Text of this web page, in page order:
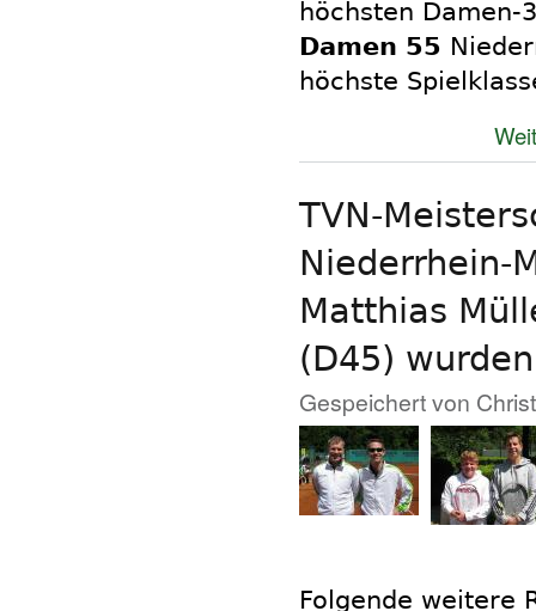
höchsten Damen-
Damen 55
höchste
TVN-
Niederrhein-
Matthias
(D45)
Gespeichert von
Folgende weitere